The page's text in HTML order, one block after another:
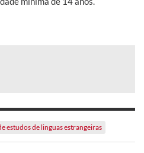
estudos de linguas estrangeiras